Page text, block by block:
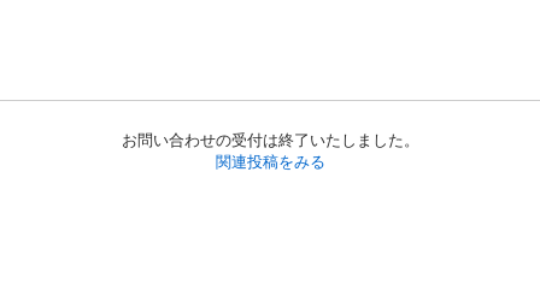
お問い合わせの受付は終了いたしました。
関連投稿をみる